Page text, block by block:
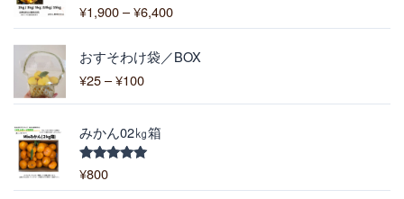
5段階中
5.00
¥1,900 –¥6,400:
1
6
おすそわけ袋／BOX
¥25 –¥100
価
格
帯
:
¥
2
5
みかん02㎏箱
5段階中
¥800